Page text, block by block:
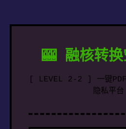
🎰 融核转
[ LEVEL 2-2 ] 一键PDF
隐私平台